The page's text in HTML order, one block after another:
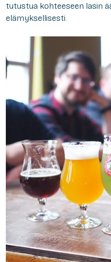
tutustua kohteeseen lasin
elämyksellisesti.